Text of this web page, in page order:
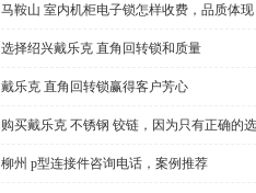
马鞍山 室内机柜电子锁怎样收费，品质体现
选择绍兴戴乐克 直角回转锁和质量
戴乐克 直角回转锁赢得客户芳心
购买戴乐克 不锈钢 铰链，因为只有正确的
柳州 p型连接件咨询电话，案例推荐